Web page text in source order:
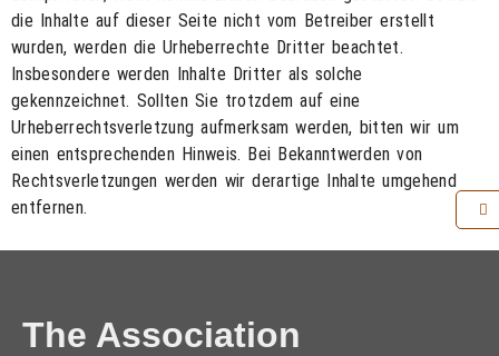
die Inhalte auf dieser Seite nicht vom Betreiber erstellt
wurden, werden die Urheberrechte Dritter beachtet.
Insbesondere werden Inhalte Dritter als solche
gekennzeichnet. Sollten Sie trotzdem auf eine
Urheberrechtsverletzung aufmerksam werden, bitten wir um
einen entsprechenden Hinweis. Bei Bekanntwerden von
Rechtsverletzungen werden wir derartige Inhalte umgehend
entfernen.
The Association